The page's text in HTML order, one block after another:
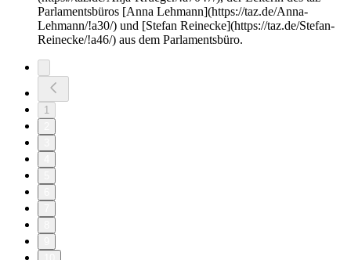
Parlamentsbüros [Anna Lehmann](https://taz.de/Anna-
Lehmann/!a30/) und [Stefan Reinecke](https://taz.de/Stefan-
Reinecke/!a46/) aus dem Parlamentsbüro.
1